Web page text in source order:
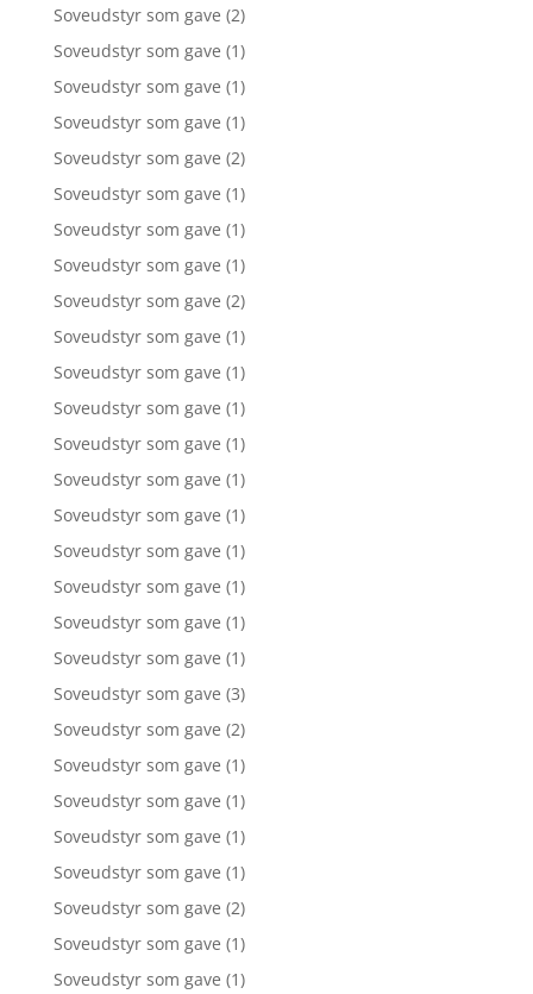
Soveudstyr som gave (2)
Soveudstyr som gave (1)
Soveudstyr som gave (1)
Soveudstyr som gave (1)
Soveudstyr som gave (2)
Soveudstyr som gave (1)
Soveudstyr som gave (1)
Soveudstyr som gave (1)
Soveudstyr som gave (2)
Soveudstyr som gave (1)
Soveudstyr som gave (1)
Soveudstyr som gave (1)
Soveudstyr som gave (1)
Soveudstyr som gave (1)
Soveudstyr som gave (1)
Soveudstyr som gave (1)
Soveudstyr som gave (1)
Soveudstyr som gave (1)
Soveudstyr som gave (1)
Soveudstyr som gave (3)
Soveudstyr som gave (2)
Soveudstyr som gave (1)
Soveudstyr som gave (1)
Soveudstyr som gave (1)
Soveudstyr som gave (1)
Soveudstyr som gave (2)
Soveudstyr som gave (1)
Soveudstyr som gave (1)